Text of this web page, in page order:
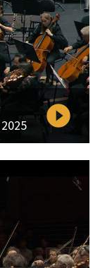
play_circle_filled